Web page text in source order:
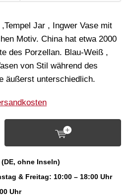
Jar , Ingwer Vase mit
Motiv. China hat etwa 2000
des Porzellan. Blau-Weiß ,
von Stil während des
äußerst unterschiedlich.
ohne Inseln)
& Freitag: 10:00 – 18:00 Uhr
Uhr